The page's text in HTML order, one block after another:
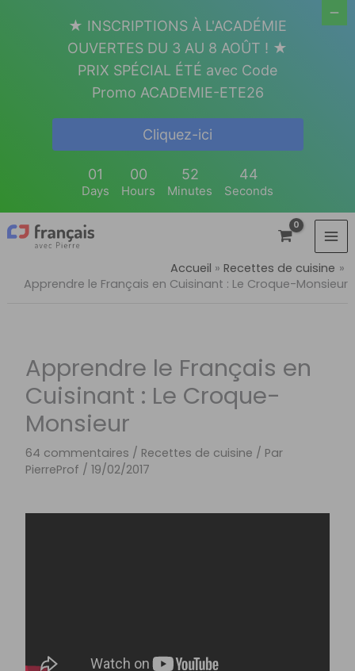
Accueil
Recettes de cuisine
Apprendre le Français en Cuisinant : Le Croque-Monsieur
Apprendre le Français en
Cuisinant : Le Croque-
Monsieur
64 commentaires / Recettes de cuisine / Par
PierreProf /19/02/2017
★ INSCRIPTIONS À L'ACADÉMIE
OUVERTES DU 3 AU 8 AOÛT ! ★
PRIX SPÉCIAL ÉTÉ avec Code
Promo ACADEMIE-ETE26
Cliquez-ici
01
Days
00
Hours
52
Minutes
43
Seconds